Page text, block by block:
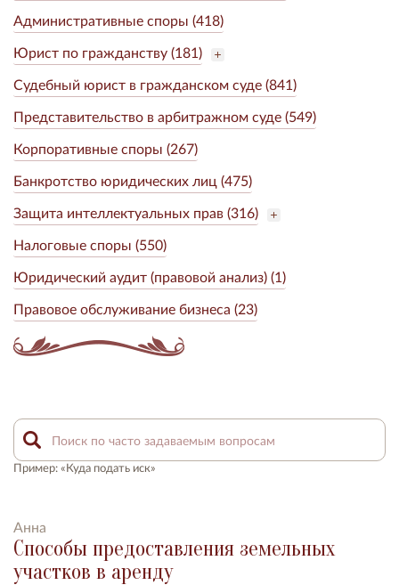
Административные споры (418)
Юрист по гражданству (181)
Судебный юрист в гражданском суде (841)
Представительство в арбитражном суде (549)
Корпоративные споры (267)
Банкротство юридических лиц (475)
Защита интеллектуальных прав (316)
Налоговые споры (550)
Юридический аудит (правовой анализ) (1)
Правовое обслуживание бизнеса (23)
Пример: «Куда подать иск»
Анна
Способы предоставления земельных
участков в аренду